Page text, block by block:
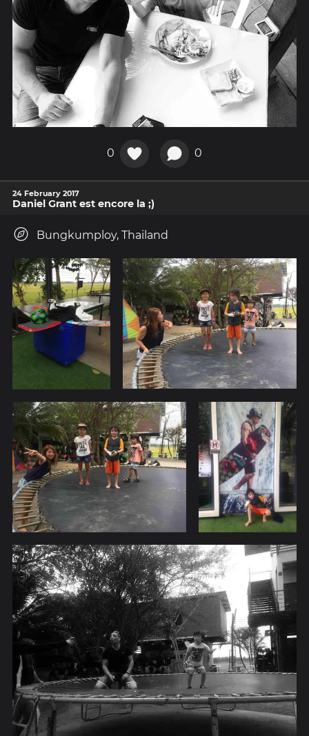
0 0
24 February 2017
Daniel Grant est encore la ;)
Bungkumploy, Thailand